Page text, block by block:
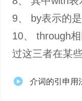
9、 by表示的
10、 through
过这三者在某
介词的引申